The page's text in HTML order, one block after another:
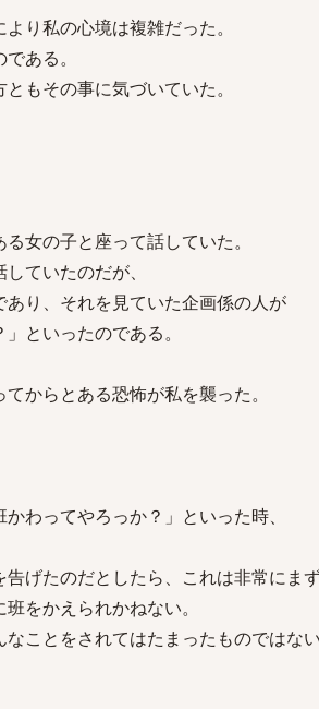
り私の心境は複雑だった。
ある。
もその事に気づいていた。
女の子と座って話していた。
ていたのだが、
り、それを見ていた企画係の人が
といったのである。
からとある恐怖が私を襲った。
わってやろっか？」といった時、
げたのだとしたら、これは非常にまず
をかえられかねない。
ことをされてはたまったものではない